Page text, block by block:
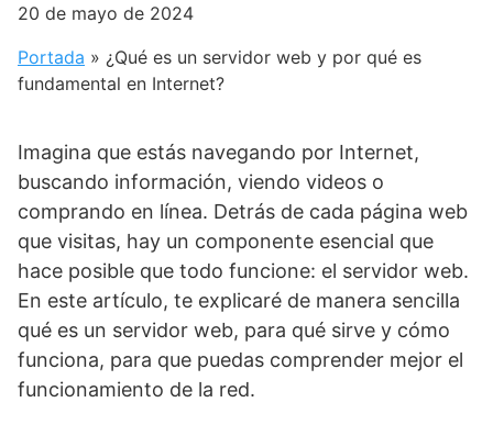
20 de mayo de 2024
Portada » ¿Qué es un servidor web y por qué es
fundamental en Internet?
Imagina que estás navegando por Internet,
buscando información, viendo videos o
comprando en línea. Detrás de cada página web
que visitas, hay un componente esencial que
hace posible que todo funcione: el servidor web.
En este artículo, te explicaré de manera sencilla
qué es un servidor web, para qué sirve y cómo
funciona, para que puedas comprender mejor el
funcionamiento de la red.